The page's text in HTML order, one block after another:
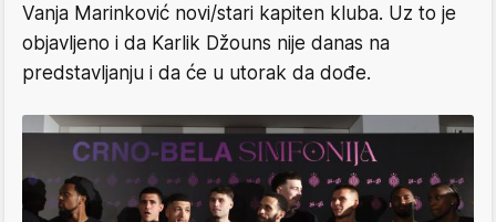
Vanja Marinković novi/stari kapiten kluba. Uz to je
objavljeno i da Karlik Džouns nije danas na
predstavljanju i da će u utorak da dođe.